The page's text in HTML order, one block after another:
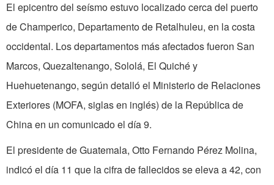
El epicentro del seísmo estuvo localizado cerca del puerto
de Champerico, Departamento de Retalhuleu, en la costa
occidental. Los departamentos más afectados fueron San
Marcos, Quezaltenango, Sololá, El Quiché y
Huehuetenango, según detalló el Ministerio de Relaciones
Exteriores (MOFA, siglas en inglés) de la República de
China en un comunicado el día 9.
El presidente de Guatemala, Otto Fernando Pérez Molina,
indicó el día 11 que la cifra de fallecidos se eleva a 42, con